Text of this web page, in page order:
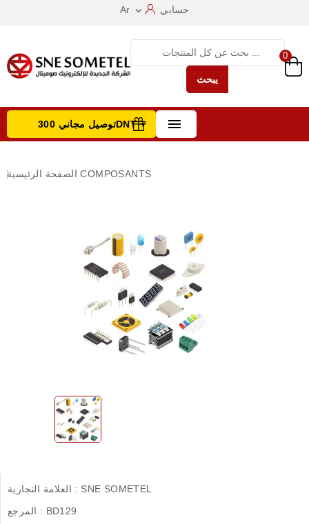
Ar  حسابي
يبحث
0
 توصيل مجاني 300DNT +
الصفحة الرئيسية COMPOSANTS
العلامة التجارية : SNE SOMETEL
المرجع : BD129